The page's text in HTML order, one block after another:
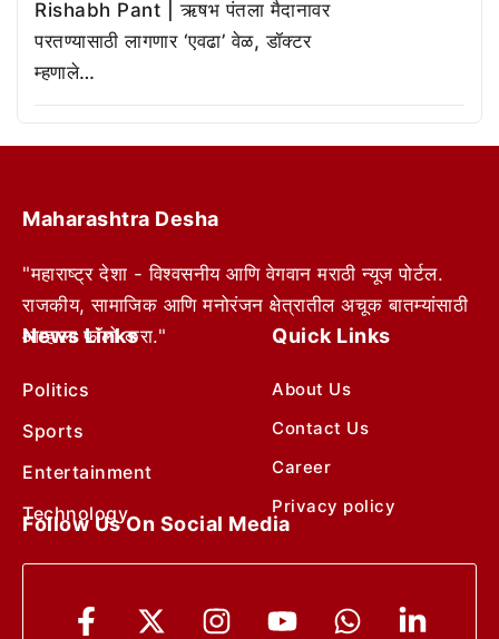
Rishabh Pant | ऋषभ पंतला मैदानावर
परतण्यासाठी लागणार ‘एवढा’ वेळ, डॉक्टर
म्हणाले…
Maharashtra Desha
"महाराष्ट्र देशा - विश्वसनीय आणि वेगवान मराठी न्यूज पोर्टल.
राजकीय, सामाजिक आणि मनोरंजन क्षेत्रातील अचूक बातम्यांसाठी
आम्हाला फॉलो करा."
News Links
Politics
Sports
Entertainment
Technology
Quick Links
About Us
Contact Us
Career
Privacy policy
Follow Us On Social Media